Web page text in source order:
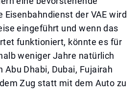
Eisenbahndienst der VAE wird
eingeführt und wenn das
funktioniert, könnte es für
weniger Jahre natürlich
Abu Dhabi, Dubai, Fujairah
Zug statt mit dem Auto zu